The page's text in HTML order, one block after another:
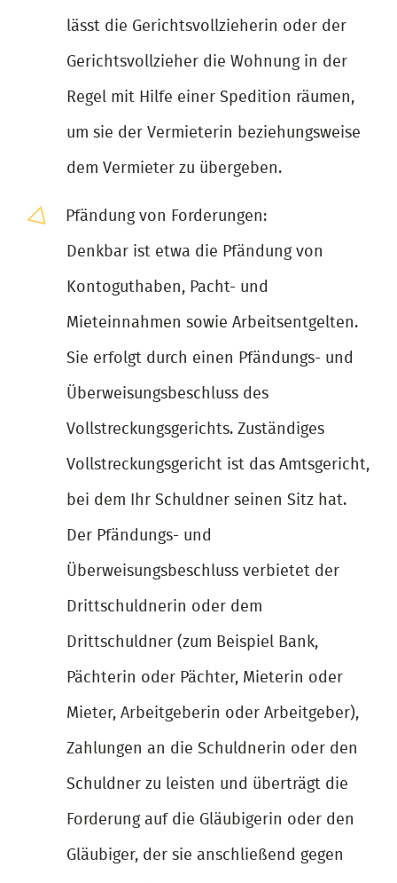
lässt die Gerichtsvollzieherin oder der
Gerichtsvollzieher die Wohnung in der
Regel mit Hilfe einer Spedition räumen,
um sie der Vermieterin beziehungsweise
dem Vermieter zu übergeben.
Pfändung von Forderungen:
Denkbar ist etwa die Pfändung von
Kontoguthaben, Pacht- und
Mieteinnahmen sowie Arbeitsentgelten.
Sie erfolgt durch einen Pfändungs- und
Überweisungsbeschluss des
Vollstreckungsgerichts. Zuständiges
Vollstreckungsgericht ist das Amtsgericht,
bei dem Ihr Schuldner seinen Sitz hat.
Der Pfändungs- und
Überweisungsbeschluss verbietet der
Drittschuldnerin oder dem
Drittschuldner (zum Beispiel Bank,
Pächterin oder Pächter, Mieterin oder
Mieter, Arbeitgeberin oder Arbeitgeber),
Zahlungen an die Schuldnerin oder den
Schuldner zu leisten und überträgt die
Forderung auf die Gläubigerin oder den
Gläubiger, der sie anschließend gegen